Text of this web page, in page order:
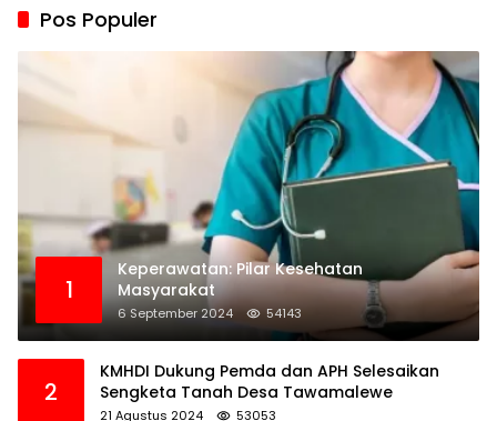
Pos Populer
1
Keperawatan: Pilar Kesehatan
Masyarakat
6 September 2024 54143
2
KMHDI Dukung Pemda dan APH Selesaikan
Sengketa Tanah Desa Tawamalewe
21 Agustus 2024 53053